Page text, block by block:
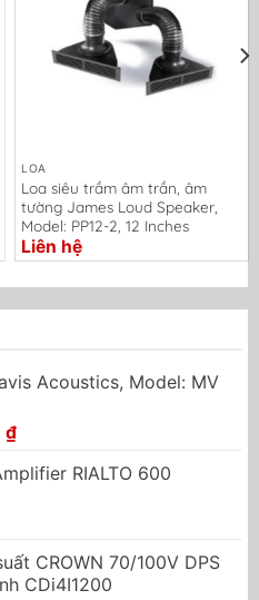
LOA
Loa siêu trầm âm trần, âm
tường James Loud Speaker,
Model: PP12-2, 12 Inches
Liên hệ
Acoustics, Model: MV
₫
RIALTO 600
CROWN 70/100V DPS
CDi4I1200